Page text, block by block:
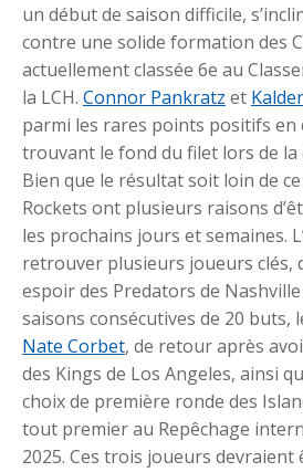
un début de saison difficile,
contre une solide formation des
actuellement classée 6e au
la LCH. Connor Pankratz et
parmi les rares points positifs en
trouvant le fond du filet lors de la
Bien que le résultat soit loin de
Rockets ont plusieurs raisons
les prochains jours et semaines.
retrouver plusieurs joueurs clés,
espoir des Predators de
saisons consécutives de 20 buts,
Nate Corbet, de retour après
des Kings de Los Angeles, ainsi
choix de première ronde des
tout premier au Repêchage
2025. Ces trois joueurs